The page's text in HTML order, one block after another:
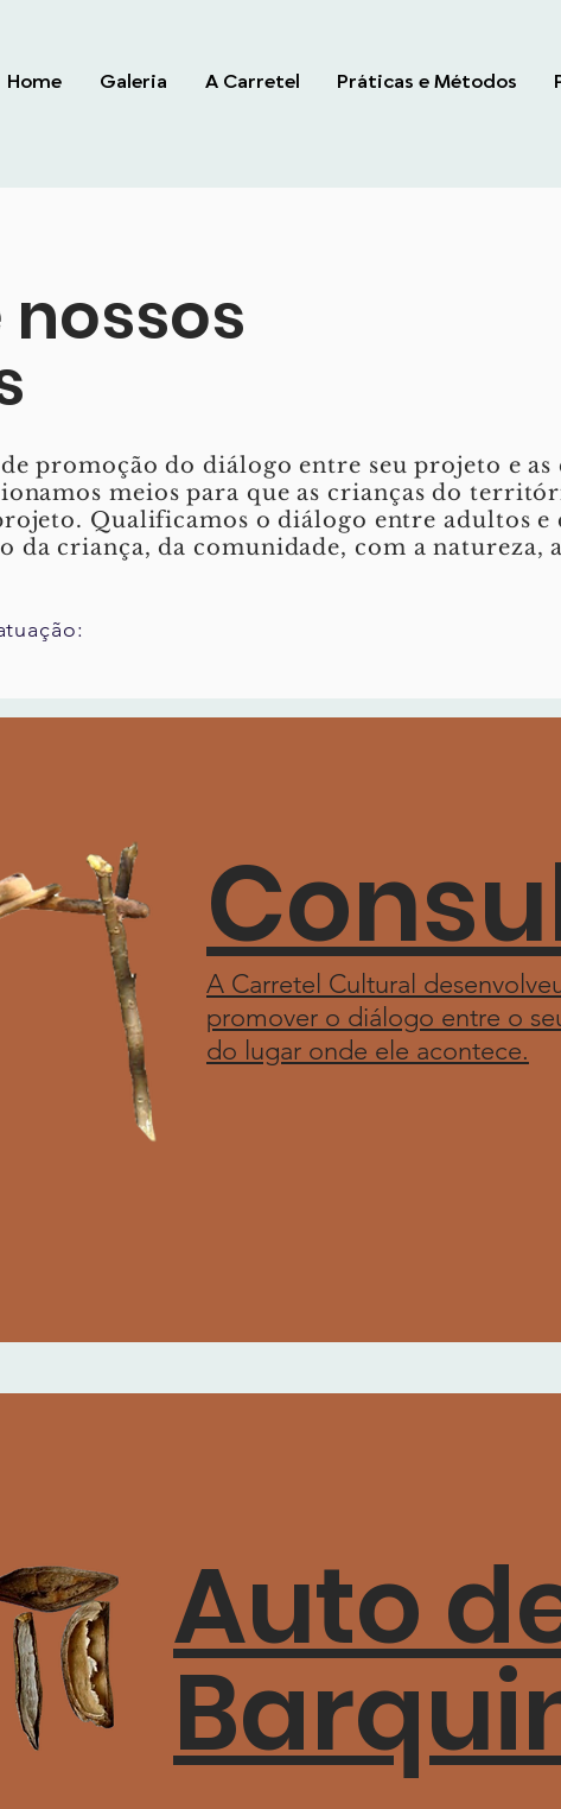
Home Galeria A Carretel Práticas e Métodos
promoção do diálogo entre seu projeto e
meios para que as crianças do
Qualificamos o diálogo entre adultos e
da criança, da comunidade, com a natureza,
A Carretel Cultural
promover o diálogo entre o
do lugar onde ele acontece.
Auto